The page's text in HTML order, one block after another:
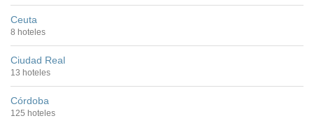
Ceuta
8 hoteles
Ciudad Real
13 hoteles
Córdoba
125 hoteles